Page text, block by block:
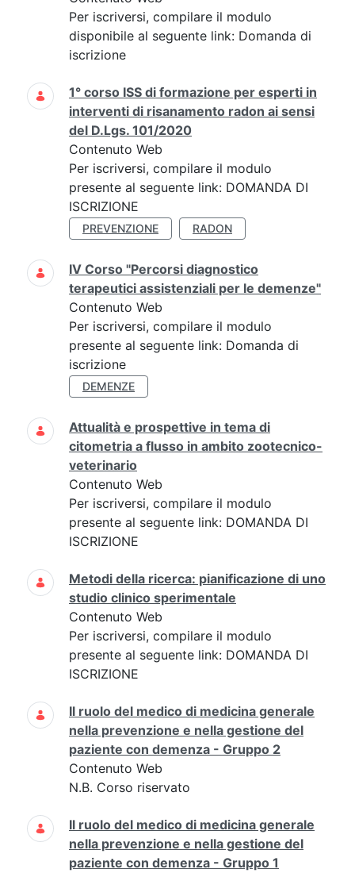
Per iscriversi, compilare il modulo
disponibile al seguente link: Domanda di
iscrizione
1° corso ISS di formazione per esperti in
interventi di risanamento radon ai sensi
del D.Lgs. 101/2020
Contenuto Web
Per iscriversi, compilare il modulo
presente al seguente link: DOMANDA DI
ISCRIZIONE
PREVENZIONE RADON
IV Corso "Percorsi diagnostico
terapeutici assistenziali per le demenze"
Contenuto Web
Per iscriversi, compilare il modulo
presente al seguente link: Domanda di
iscrizione
DEMENZE
Attualità e prospettive in tema di
citometria a flusso in ambito zootecnico-
veterinario
Contenuto Web
Per iscriversi, compilare il modulo
presente al seguente link: DOMANDA DI
ISCRIZIONE
Metodi della ricerca: pianificazione di uno
studio clinico sperimentale
Contenuto Web
Per iscriversi, compilare il modulo
presente al seguente link: DOMANDA DI
ISCRIZIONE
Il ruolo del medico di medicina generale
nella prevenzione e nella gestione del
paziente con demenza - Gruppo 2
Contenuto Web
N.B. Corso riservato
Il ruolo del medico di medicina generale
nella prevenzione e nella gestione del
paziente con demenza - Gruppo 1